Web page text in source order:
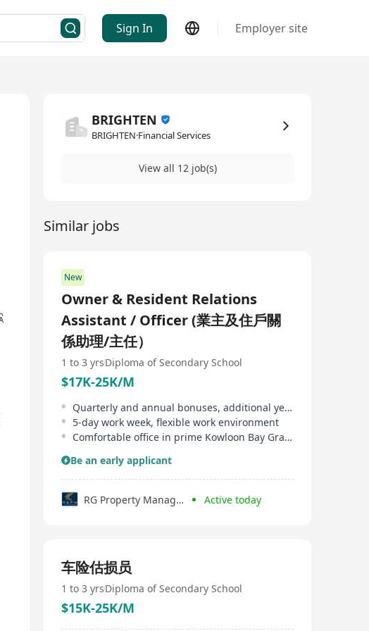
Sign In Employer site
BRIGHTEN
BRIGHTEN·Financial Services
View all 12 job(s)
Similar jobs
New
Owner & Resident Relations
Assistant / Officer (業主及住戶關
係助理/主任）
1 to 3 yrsDiploma of Secondary School
$17K-25K/M
Quarterly and annual bonuses, additional year-end bonus for top performers
5-day work week, flexible work environment
Comfortable office in prime Kowloon Bay Grade-A office building
Be an early applicant
RG Property Management Ltd. Active today
车险估损员
1 to 3 yrsDiploma of Secondary School
$15K-25K/M